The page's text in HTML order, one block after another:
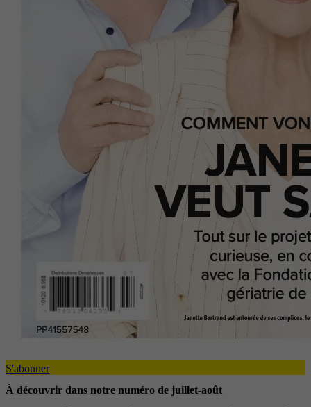
S'abonner
À découvrir dans notre numéro de juillet-août